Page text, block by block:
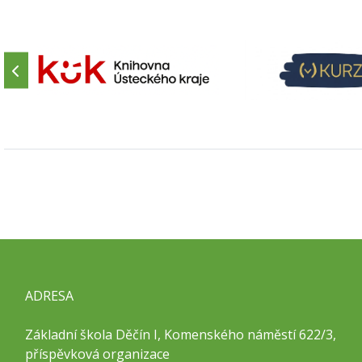
ADRESA
Základní škola Děčín I, Komenského náměstí 622/3,
příspěvková organizace